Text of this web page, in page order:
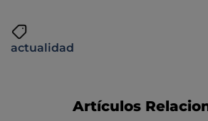
actualidad
Artículos